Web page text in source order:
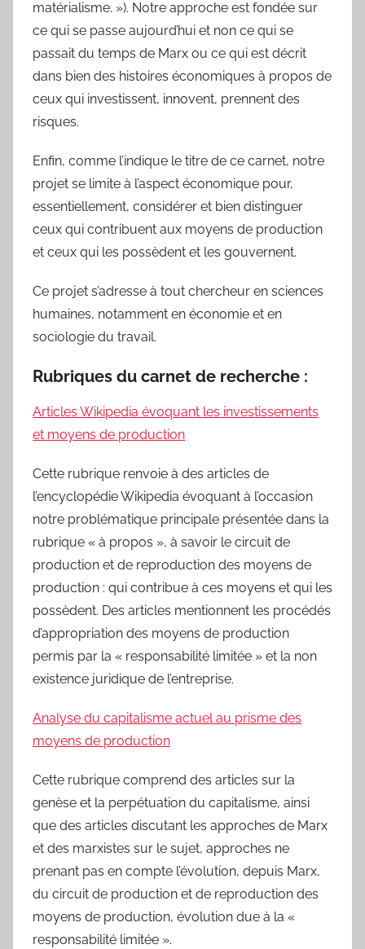
matérialisme. »). Notre approche est fondée sur
ce qui se passe aujourd’hui et non ce qui se
passait du temps de Marx ou ce qui est décrit
dans bien des histoires économiques à propos de
ceux qui investissent, innovent, prennent des
risques.
Enfin, comme l’indique le titre de ce carnet, notre
projet se limite à l’aspect économique pour,
essentiellement, considérer et bien distinguer
ceux qui contribuent aux moyens de production
et ceux qui les possèdent et les gouvernent.
Ce projet s’adresse à tout chercheur en sciences
humaines, notamment en économie et en
sociologie du travail.
Rubriques du carnet de recherche :
Articles Wikipedia évoquant les investissements
et moyens de production
Cette rubrique renvoie à des articles de
l’encyclopédie Wikipedia évoquant à l’occasion
notre problématique principale présentée dans la
rubrique « à propos », à savoir le circuit de
production et de reproduction des moyens de
production : qui contribue à ces moyens et qui les
possèdent. Des articles mentionnent les procédés
d’appropriation des moyens de production
permis par la « responsabilité limitée » et la non
existence juridique de l’entreprise.
Analyse du capitalisme actuel au prisme des
moyens de production
Cette rubrique comprend des articles sur la
genèse et la perpétuation du capitalisme, ainsi
que des articles discutant les approches de Marx
et des marxistes sur le sujet, approches ne
prenant pas en compte l’évolution, depuis Marx,
du circuit de production et de reproduction des
moyens de production, évolution due à la «
responsabilité limitée ».